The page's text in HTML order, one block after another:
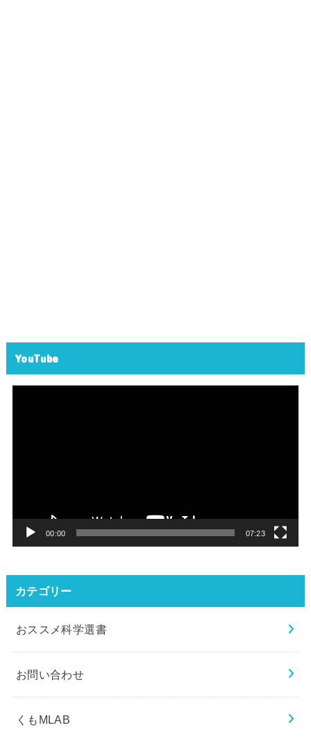
YouTube
00:00 07:23
カテゴリー
おススメ科学選書
お問い合わせ
くもMLAB